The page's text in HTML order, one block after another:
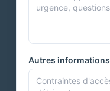
Autres informations